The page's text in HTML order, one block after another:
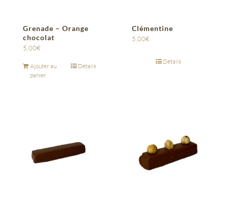
Grenade – Orange
chocolat
5,00€
Ajouter au
panier
Détails
Clémentine
5,00€
Détails